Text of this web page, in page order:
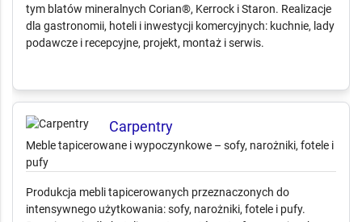
Kuchrem
Zabudowy kuchenne i blaty mineralne dla gastronomii i
inwestycji
tym blatów mineralnych Corian®, Kerrock i Staron. Realizacje
podawcze i recepcyjne, projekt, montaż i serwis.
Carpentry